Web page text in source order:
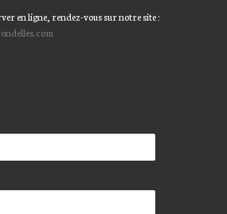
en ligne, rendez-vous sur notre site :